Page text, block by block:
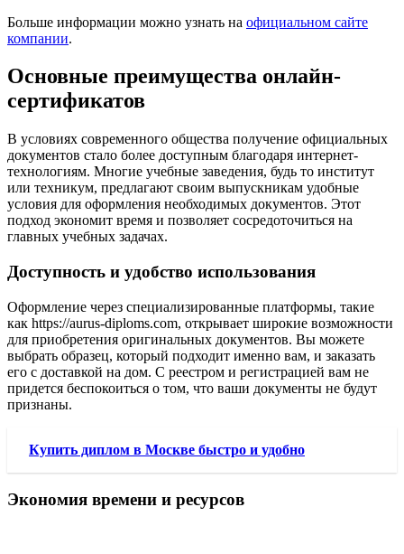
Больше информации можно узнать на официальном сайте
компании.
Основные преимущества онлайн-
сертификатов
В условиях современного общества получение официальных
документов стало более доступным благодаря интернет-
технологиям. Многие учебные заведения, будь то институт
или техникум, предлагают своим выпускникам удобные
условия для оформления необходимых документов. Этот
подход экономит время и позволяет сосредоточиться на
главных учебных задачах.
Доступность и удобство использования
Оформление через специализированные платформы, такие
как https://aurus-diploms.com, открывает широкие возможности
для приобретения оригинальных документов. Вы можете
выбрать образец, который подходит именно вам, и заказать
его с доставкой на дом. С реестром и регистрацией вам не
придется беспокоиться о том, что ваши документы не будут
признаны.
Купить диплом в Москве быстро и удобно
Экономия времени и ресурсов